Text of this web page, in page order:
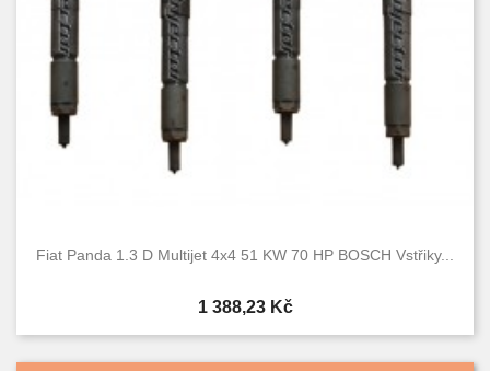
Fiat Panda 1.3 D Multijet 4x4 51 KW 70 HP BOSCH Vstřiky...
Cena
1 388,23 Kč